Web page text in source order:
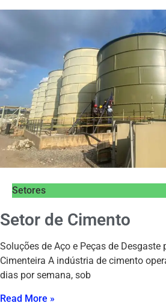
Setores
Setor de Cimento
Soluções de Aço e Peças de Desgaste
Cimenteira A indústria de cimento
dias por semana, sob
Read More »